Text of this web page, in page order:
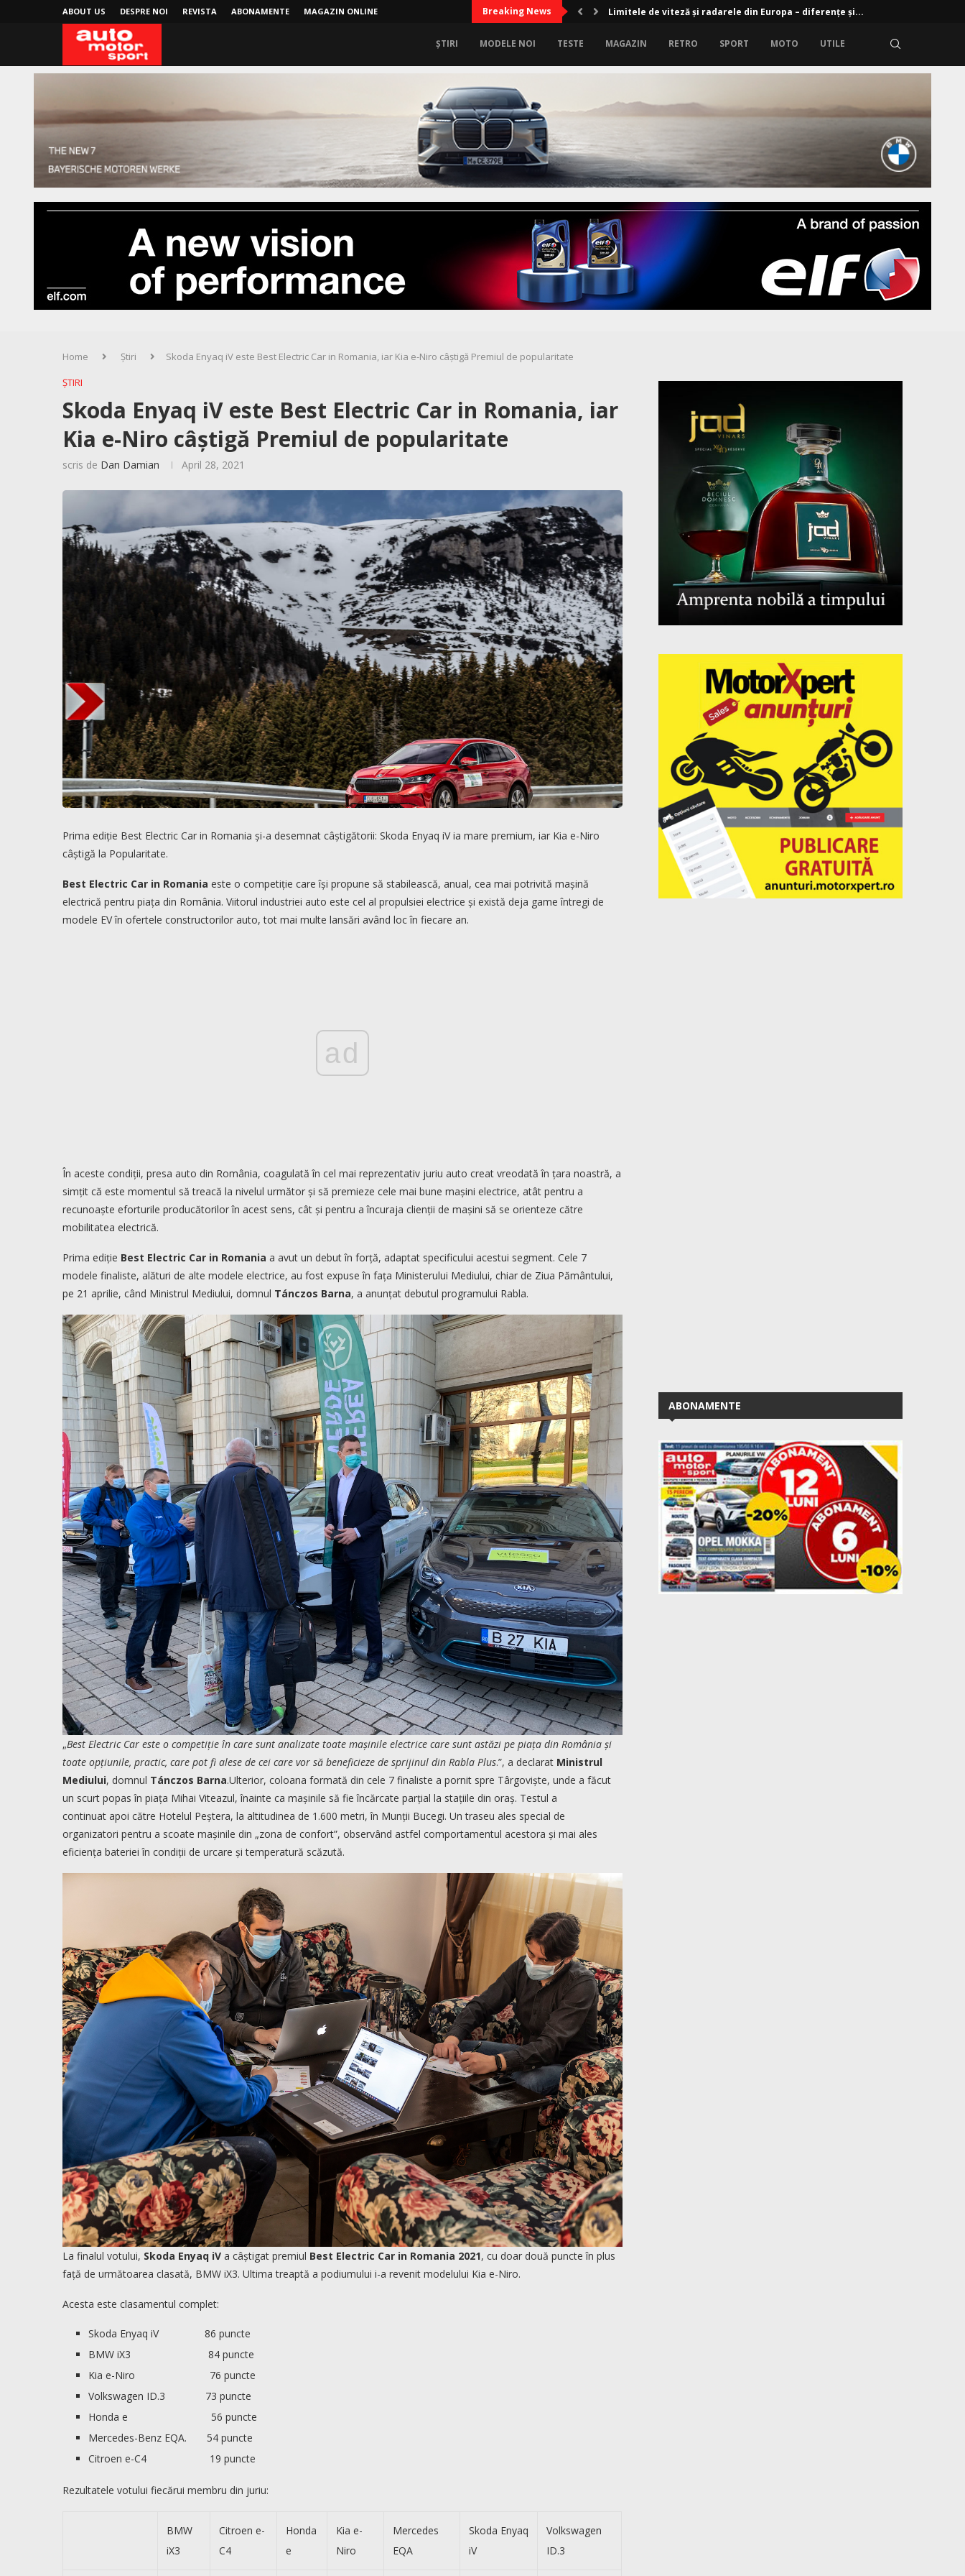
ABOUT US DESPRE NOI REVISTA ABONAMENTE MAGAZIN ONLINE Breaking News Test comparativ Dacia Bigster vs Hyundai Kona, Opel Frontera, Skoda...
ȘTIRI MODELE NOI TESTE MAGAZIN RETRO SPORT MOTO UTILE
Home Știri
Skoda Enyaq iV este Best Electric Car in Romania, iar Kia e-Niro câștigă Premiul de popularitate
ȘTIRI
Skoda Enyaq iV este Best Electric Car in Romania, iar
Kia e-Niro câștigă Premiul de popularitate
scris de Dan Damian April 28, 2021
Prima ediție Best Electric Car in Romania și-a desemnat câștigătorii: Skoda Enyaq iV ia mare premium, iar Kia e-Niro
câștigă la Popularitate.
Best Electric Car in Romania este o competiție care își propune să stabilească, anual, cea mai potrivită mașină
electrică pentru piața din România. Viitorul industriei auto este cel al propulsiei electrice și există deja game întregi de
modele EV în ofertele constructorilor auto, tot mai multe lansări având loc în fiecare an.
ad
În aceste condiții, presa auto din România, coagulată în cel mai reprezentativ juriu auto creat vreodată în țara noastră, a
simțit că este momentul să treacă la nivelul următor și să premieze cele mai bune mașini electrice, atât pentru a
recunoaște eforturile producătorilor în acest sens, cât și pentru a încuraja clienții de mașini să se orienteze către
mobilitatea electrică.
Prima ediție Best Electric Car in Romania a avut un debut în forță, adaptat specificului acestui segment. Cele 7
modele finaliste, alături de alte modele electrice, au fost expuse în fața Ministerului Mediului, chiar de Ziua Pământului,
pe 21 aprilie, când Ministrul Mediului, domnul Tánczos Barna, a anunțat debutul programului Rabla.
„Best Electric Car este o competiție în care sunt analizate toate mașinile electrice care sunt astăzi pe piața din România și
toate opțiunile, practic, care pot fi alese de cei care vor să beneficieze de sprijinul din Rabla Plus.”, a declarat Ministrul
Mediului, domnul Tánczos Barna.Ulterior, coloana formată din cele 7 finaliste a pornit spre Târgoviște, unde a făcut
un scurt popas în piața Mihai Viteazul, înainte ca mașinile să fie încărcate parțial la stațiile din oraș. Testul a
continuat apoi către Hotelul Peștera, la altitudinea de 1.600 metri, în Munții Bucegi. Un traseu ales special de
organizatori pentru a scoate mașinile din „zona de confort”, observând astfel comportamentul acestora și mai ales
eficiența bateriei în condiții de urcare și temperatură scăzută.
La finalul votului, Skoda Enyaq iV a câștigat premiul Best Electric Car in Romania 2021, cu doar două puncte în plus
față de următoarea clasată, BMW iX3. Ultima treaptă a podiumului i-a revenit modelului Kia e-Niro.
Acesta este clasamentul complet:
Skoda Enyaq iV 86 puncte
BMW iX3 84 puncte
Kia e-Niro 76 puncte
Volkswagen ID.3 73 puncte
Honda e 56 puncte
Mercedes-Benz EQA. 54 puncte
Citroen e-C4 19 puncte
Rezultatele votului fiecărui membru din juriu:
BMW
iX3
Citroen e-
C4
Honda
e
Kia e-
Niro
Mercedes
EQA
Skoda Enyaq
iV
Volkswagen
ID.3
ABONAMENTE